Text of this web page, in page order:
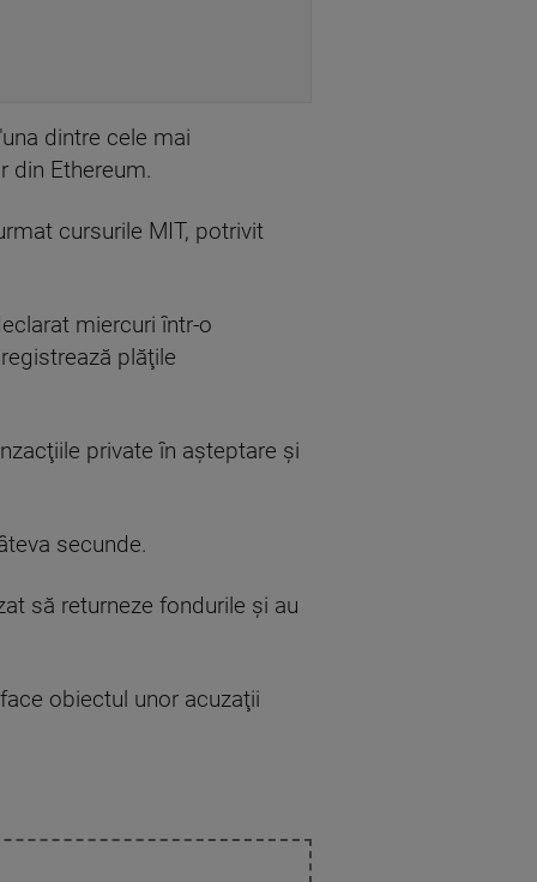
dintre cele mai
din Ethereum.
cursurile MIT, potrivit
miercuri într-o
plăţile
private în aşteptare şi
secunde.
să returneze fondurile şi au
obiectul unor acuzaţii